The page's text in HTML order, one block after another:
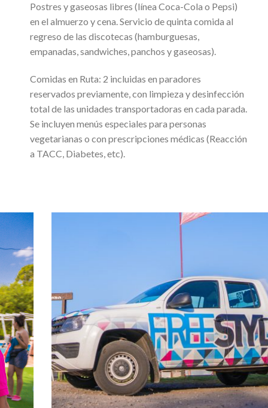
Postres y gaseosas libres (línea Coca-Cola o Pepsi)
en el almuerzo y cena. Servicio de quinta comida al
regreso de las discotecas (hamburguesas,
empanadas, sandwiches, panchos y gaseosas).
Comidas en Ruta: 2 incluidas en paradores
reservados previamente, con limpieza y desinfección
total de las unidades transportadoras en cada parada.
Se incluyen menús especiales para personas
vegetarianas o con prescripciones médicas (Reacción
a TACC, Diabetes, etc).